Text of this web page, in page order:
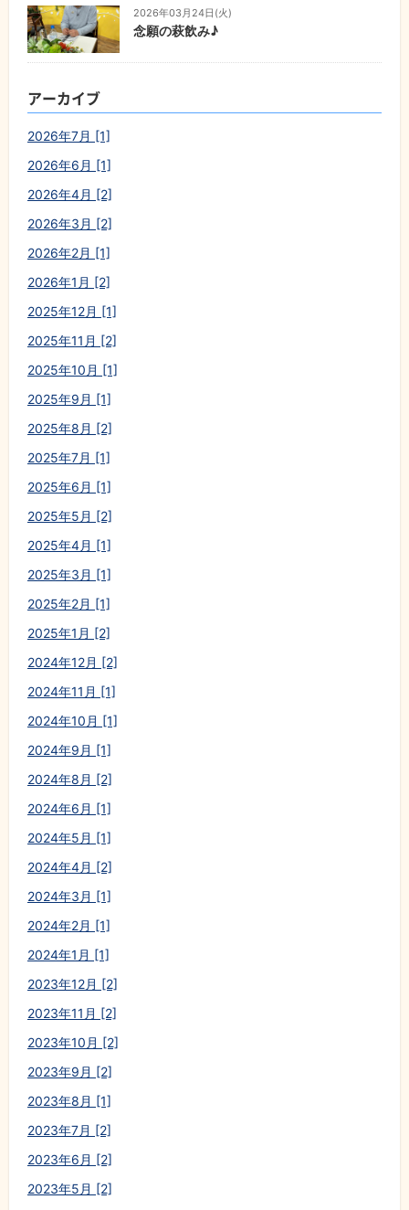
2026年03月24日(火)
念願の萩飲み♪
アーカイブ
2026年7月 [1]
2026年6月 [1]
2026年4月 [2]
2026年3月 [2]
2026年2月 [1]
2026年1月 [2]
2025年12月 [1]
2025年11月 [2]
2025年10月 [1]
2025年9月 [1]
2025年8月 [2]
2025年7月 [1]
2025年6月 [1]
2025年5月 [2]
2025年4月 [1]
2025年3月 [1]
2025年2月 [1]
2025年1月 [2]
2024年12月 [2]
2024年11月 [1]
2024年10月 [1]
2024年9月 [1]
2024年8月 [2]
2024年6月 [1]
2024年5月 [1]
2024年4月 [2]
2024年3月 [1]
2024年2月 [1]
2024年1月 [1]
2023年12月 [2]
2023年11月 [2]
2023年10月 [2]
2023年9月 [2]
2023年8月 [1]
2023年7月 [2]
2023年6月 [2]
2023年5月 [2]